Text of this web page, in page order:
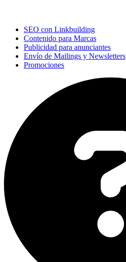
SEO con Linkbuilding
Contenido para Marcas
Publicidad para anunciantes
Envío de Mailings y Newsletters
Promociones